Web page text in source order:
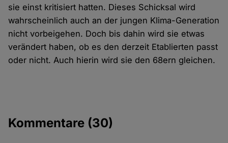
sie einst kritisiert hatten. Dieses Schicksal wird
wahrscheinlich auch an der jungen Klima-Generation
nicht vorbeigehen. Doch bis dahin wird sie etwas
verändert haben, ob es den derzeit Etablierten passt
oder nicht. Auch hierin wird sie den 68ern gleichen.
Kommentare (30)